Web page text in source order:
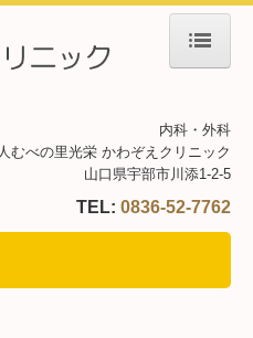
内科・外科
むべの里光栄 かわぞえクリニック
山口県宇部市川添1-2-5
TEL: 0836-52-7762